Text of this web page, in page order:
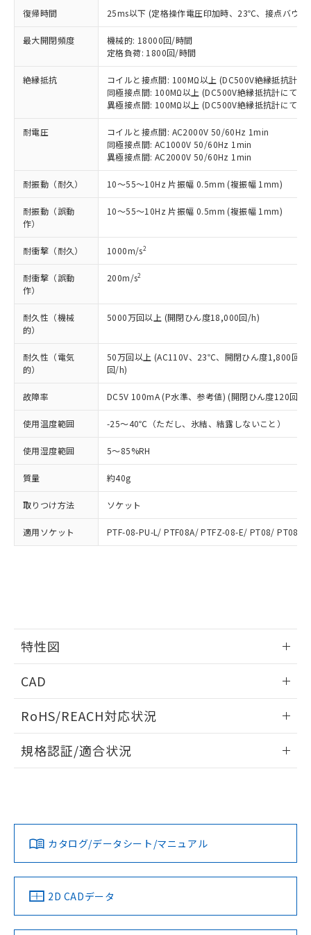
復帰時間 25ms以下 (定格操作電圧印加時、23℃、接点バウン
最大開閉頻度
機械的: 18000回/時間
定格負荷: 1800回/時間
絶縁抵抗
コイルと接点間: 100MΩ以上 (DC500V絶縁抵抗計に
同極接点間: 100MΩ以上 (DC500V絶縁抵抗計にて)
異極接点間: 100MΩ以上 (DC500V絶縁抵抗計にて)
耐電圧
コイルと接点間: AC2000V 50/60Hz 1min
同極接点間: AC1000V 50/60Hz 1min
異極接点間: AC2000V 50/60Hz 1min
耐振動（耐久） 10～55～10Hz 片振幅 0.5mm (複振幅 1mm)
耐振動（誤動
作）
10～55～10Hz 片振幅 0.5mm (複振幅 1mm)
耐衝撃（耐久） 1000m/s2
耐衝撃（誤動
作）
200m/s2
耐久性（機械
的）
5000万回以上 (開閉ひん度18,000回/h)
耐久性（電気
的）
50万回以上 (AC110V、23℃、開閉ひん度1,800回/
回/h)
故障率 DC5V 100mA (P水準、参考値) (開閉ひん度120回/
使用温度範囲 -25～40℃（ただし、氷結、結露しないこと）
使用湿度範囲 5～85%RH
質量 約40g
取りつけ方法 ソケット
適用ソケット PTF-08-PU-L/ PTF08A/ PTFZ-08-E/ PT08/
特性図
開閉容量
CAD
ドすることができます。
ログイン/会員登録
ダウンロードデータをご利用いただく前に、以下を必ずお読
みください。
ソフトウェアの使用条件
RoHS/REACH対応状況
EU RoHS 注意事項・凡例
対応済み
中国 RoHS 注意事項・凡例
規格認証/適合状況
LR型式承認
（イギリス
船舶規格）
DNV型式承認
（ノルウェー
BV型式承認
（フランス
KR型式
（韓国
No No No No
カタログ/データシート/マニュアル
2D CADデータ
ご利用条件
以下の条件をお読みいただき、同意のうえ
ご利用ください。
本サービスは、当社制御機器事業取扱
商品の当社在庫状況および標準価格
(税抜)を提供させていただくもので
当社制御機器事業取扱商品の中には、
本サービスの対象外となる商品もある
ことをご了承ください。
在庫状況および標準価格照会結果は、
記載している更新日時点での社内デー
タに基づき作成されるものであり、閲
覧された時点での実際の在庫および標
準価格とは異なる場合があることをご
正式な納期状況および標準価格はお客
様のお取引先、またはお客様担当のオ
ご相談ください。
オムロン制御機器販売店や当社販売拠
点は「販売ネットワーク
」をご確認
ください。
在庫状況および標準価格結果を当社の
事前の承諾なく第三者に漏洩または開
示しないようお願いします。
マイパーツ機能（部品リスト作成サー
ビス）をご利用いただくには、I-Web
メンバーズにご登録されている必要が
あります。
お客様が当ウェブサイト上で当社にご
登録された部品リストについて、当社
および当社の共同利用者が、当社の製
用者の範囲」に記載されている法人を
す。
対応予定：EU RoHS指令（10物質）の非含
有に対応した製品に切り替える予定のある
対応予定なし：EU RoHS指令（10物質）の
非含有に非対応の商品で、対応品を出す予
定はありません。
調査・確認中：EU RoHS指令（10物質）の
非含有の対応状況を調査中または確認中の
非該当品：ライセンス料など無形物で、有
害物質有無と関係のない商品です。
仕入先様の事情により、非含有部品として
いたものが、含有品と判明した場合などや
むを得ず変更することがあります。
*EU RoHS指令（10物質）：
鉛(Pb) 1000ppm以下、 水銀(Hg) 1000ppm以下、 カド
ミウム(Cd) 100ppm以下、
六価クロム(Cr(Ⅵ)) 1000ppm以下、ポリ臭化ビフェニル
類(PBB) 1000ppm以下、ポリ臭化ジフェニルエーテル類
ル) (DEHP)(別名：DOP) 1000ppm以下、フタル酸ブチ
ルベンジル（BBP） 1000ppm以下、フタル酸ジブチル
（DBP） 1000ppm以下、フタル酸ジイソブチル
但し、RoHS指令で産業用監視および制御機器に対する
適用除外項目は除く。
フタル酸エステル類の４物質については閾値を超える意
図的な使用がないことを確認しています。
※2 対応予定月
部品在庫の切り替え状況などにより、予定
月が前後することがあります。
※3 非含有証明書ダウンロード
下記の非含有証明書をダウンロードするこ
ものではありません。
また、RoHS指令のフタル酸エステル類４
荷製品に未対応品が混在することから備考
欄に対応日を記載しておりました。
既に当社にて対応品への在庫切替を完了
り、2022年1月12日より割愛しておりま
す。
※1 中国RoHS○×表
「○」：最大均質材料含有率が中国RoHSの
基準値以下であることを示します。
「×」：最大均質材料含有率が中国RoHSの
基準値を超えていることを示します。
「－」：未確認です。当社販売部門へお問
*中国RoHS10物質の基準値 (GB/T26572)：
Pb(鉛) :1000ppm、 Hg(水銀) : 1000ppm、 Cd(カドミウ
ム) : 100ppm、
Cr(Ⅵ)(六価クロム) : 1000ppm、 PBBs(ポリ臭化ビフェ
ル類) : 1000ppm、
DBP(フタル酸ジブチル) : 1000ppm、 DIBP(フタル酸ジ
イソブチル) : 1000ppm、 BBP(フタル酸ブチルベンジ
DEHP(フタル酸ビス(2-エチルヘキシル)) : 1000ppm
※2 環境保護使用期限
「ｅ」：有害物質（10物質）のすべてが基
準値以下であることを示します。
「10」：通常の使用状況下において有害物
質が外部に漏えいし、環境に深刻な影響を
及ぼさない年数を意味します。
「－」：未確認です。当社販売部門へお問
い合わせください。
当社は、これら貴社製品のうち、外国
為替および外国貿易法に定める商品
または国外への提供する場合は、日本
国政府の輸出許可(または役務取引許
可)を取得するなどの必要な手続きを
当社は規制貨物を破棄する場合は、完
全に破砕するなど、違法に輸出されな
当社は貴社製品を、核兵器、ミサイ
ル、化学兵器、生物兵器またはその他
武器並びにこれらの製造装置等に一切
使用いたしません。
当社は、貴社製品を第三者に販売する
場合は、上記1、2および3の内容を当
該第三者に通知します。また当社は、
販売先および販売に係わる関係者が違
法に輸出するおそれがある場合は、取
り引きをいたしません。
記
説明
－
在庫なし(最新の在庫状況につ
いては、お客様のお取引先、ま
たはお客様担当のオムロン制御
機器販売店・当社販売員にご確
認ください)
空
受注生産機種、また在庫状況の
情報を公開していない機種